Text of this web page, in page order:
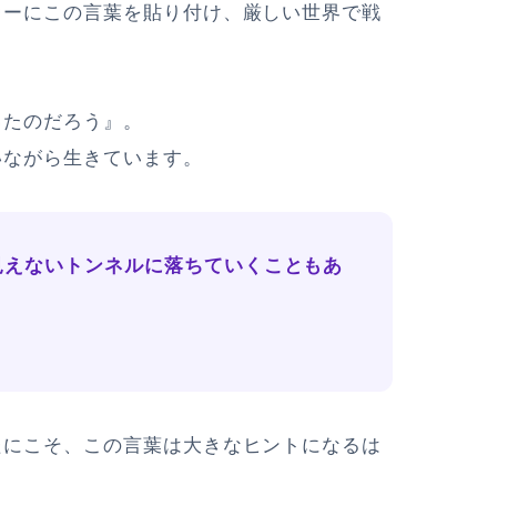
にこの言葉を貼り付け、厳しい世界で戦
のだろう』。
がら生きています。
ないトンネルに落ちていくこともあ
こそ、この言葉は大きなヒントになるは